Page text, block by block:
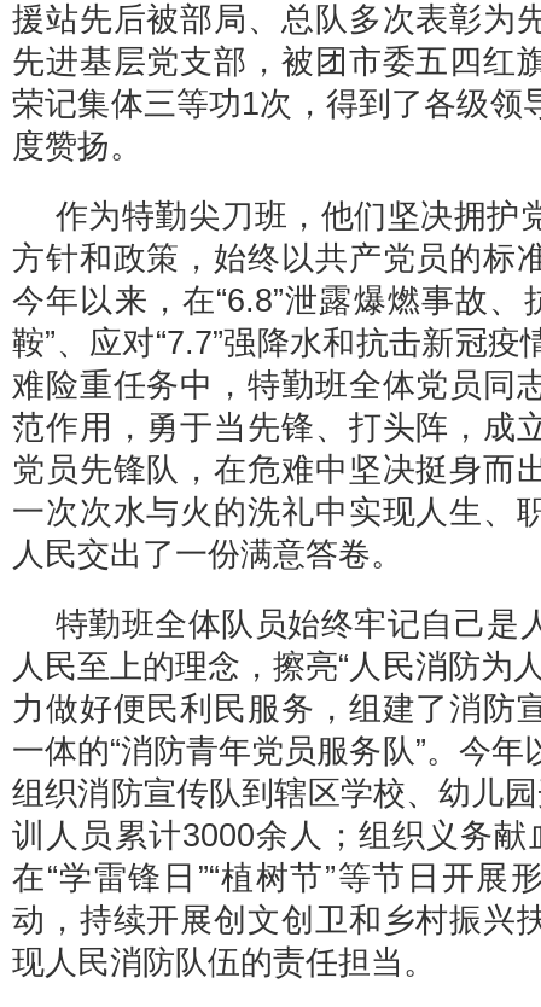
援站先后被部局、总队多次表彰为
先进基层党支部，被团市委五四红
荣记集体三等功1次，得到了各级领
度赞扬。
作为特勤尖刀班，他们坚决拥护
方针和政策，始终以共产党员的标
今年以来，在“6.8”泄露爆燃事故、
鞍”、应对“7.7”强降水和抗击新冠疫
难险重任务中，特勤班全体党员同
范作用，勇于当先锋、打头阵，成
党员先锋队，在危难中坚决挺身而
一次次水与火的洗礼中实现人生、
人民交出了一份满意答卷。
特勤班全体队员始终牢记自己是
人民至上的理念，擦亮“人民消防为
力做好便民利民服务，组建了消防
一体的“消防青年党员服务队”。今
组织消防宣传队到辖区学校、幼儿
训人员累计3000余人；组织义务
在“学雷锋日”“植树节”等节日开展
动，持续开展创文创卫和乡村振兴
现人民消防队伍的责任担当。